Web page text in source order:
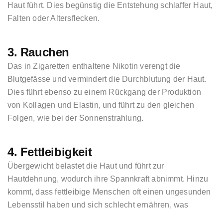
ANGEBOT
BLOG
Haut führt. Dies begünstig die Entstehung schlaffer Haut,
Falten oder Altersflecken.
3. Rauchen
Das in Zigaretten enthaltene Nikotin verengt die
Blutgefässe und vermindert die Durchblutung der Haut.
Dies führt ebenso zu einem Rückgang der Produktion
von Kollagen und Elastin, und führt zu den gleichen
Folgen, wie bei der Sonnenstrahlung.
4. Fettleibigkeit
Übergewicht belastet die Haut und führt zur
Hautdehnung, wodurch ihre Spannkraft abnimmt. Hinzu
kommt, dass fettleibige Menschen oft einen ungesunden
Lebensstil haben und sich schlecht ernähren, was